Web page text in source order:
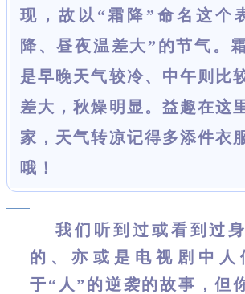
现，故以“霜降”命名这个
降、昼夜温差大”的节气。
是早晚天气较冷、中午则比
差大，秋燥明显。益趣在这
家，天气转凉记得多添件衣
哦！
我们听到过或看到过
的、亦或是电视剧中人
于“人”的逆袭的故事，但